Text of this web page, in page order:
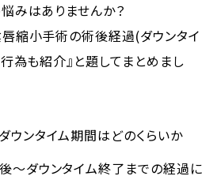
みはありませんか？
縮小手術の術後経過(ダウンタイ
為も紹介』と題してまとめまし
ウンタイム期間はどのくらいか
～ダウンタイム終了までの経過に